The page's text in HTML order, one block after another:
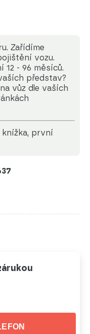
Zařídíme
vozu.
12 - 96 měsíců.
představ?
vůz dle vaších